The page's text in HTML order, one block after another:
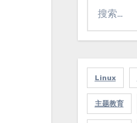
索：
Linux
主题教育